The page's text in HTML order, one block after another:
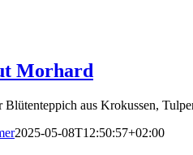
Morhard
aus Krokussen,
2025-05-08T12:50:57+02:00